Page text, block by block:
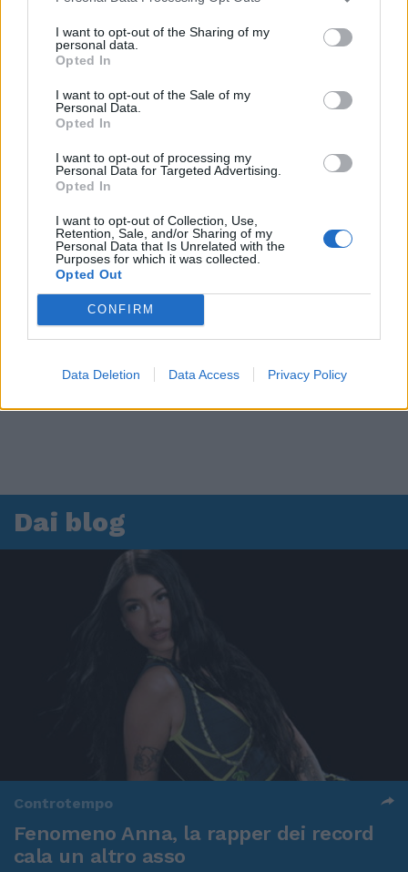
I want to opt-out of the Sharing of my
personal data.
Opted In
I want to opt-out of the Sale of my
Personal Data.
Opted In
I want to opt-out of processing my
Personal Data for Targeted Advertising.
Opted In
I want to opt-out of Collection, Use,
Retention, Sale, and/or Sharing of my
Personal Data that Is Unrelated with the
Purposes for which it was collected.
Opted Out
CONFIRM
Data Deletion Data Access Privacy Policy
Dai blog
Controtempo
Fenomeno Anna, la rapper dei record
cala un altro asso